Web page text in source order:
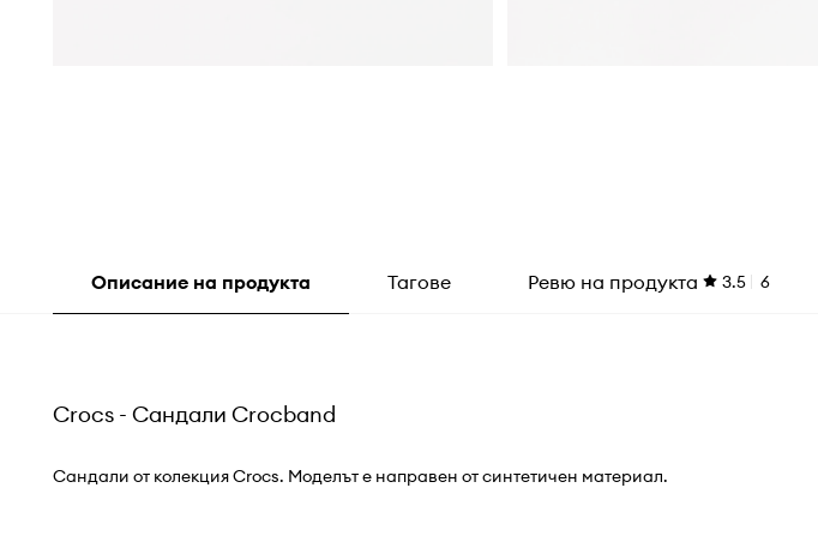
Описание на продукта Тагове Ревю на продукта 3.5 6
Crocs - Сандали Crocband
Сандали от колекция Crocs. Моделът е направен от синтетичен материал.